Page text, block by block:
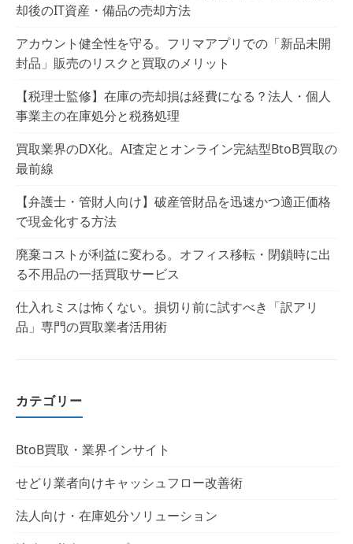
却後のIT資産・備品の売却方法
アカウント健全性を守る。フリマアプリでの「新品未開
封品」販売のリスクと買取のメリット
【税理士監修】在庫の売却損は経費になる？法人・個人
事業主の在庫処分と税務処理
買取業界のDX化。AI査定とオンライン完結型BtoB買取の
最前線
【弁護士・管財人向け】破産管財品を迅速かつ適正価格
で現金化する方法
廃棄コストが利益に変わる。オフィス移転・閉鎖時に出
る不用品の一括買取サービス
仕入れミスは怖くない。損切り前に試すべき「訳アリ
品」専門の買取業者活用術
カテゴリー
BtoB買取・業界インサイト
せどり業者向けキャッシュフロー改善術
法人向け・在庫処分ソリューション